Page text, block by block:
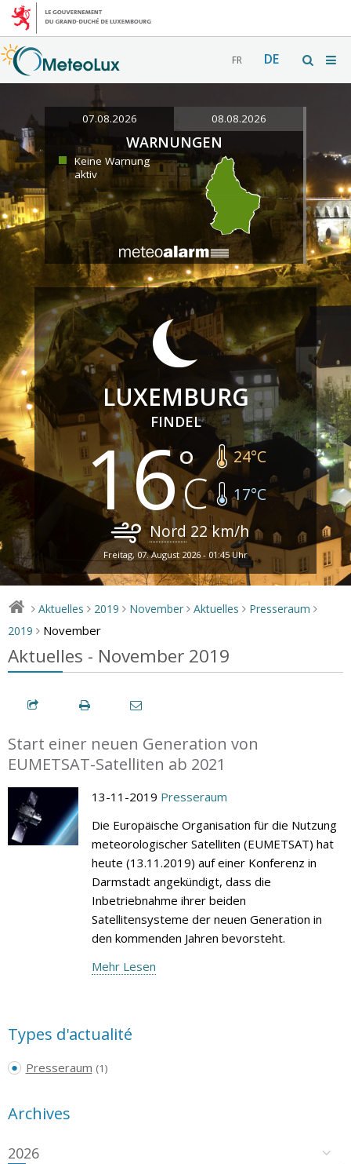
FR DE
07.08.2026 08.08.2026
WARNUNGEN
Keine Warnung
aktiv
LUXEMBURG
FINDEL
16 24°C
17°C
Nord 22km/h
Freitag, 07. August 2026 - 01:45 Uhr
> Aktuelles > 2019 > November > Aktuelles > Presseraum >
2019 > November
Aktuelles - November 2019
Start einer neuen Generation von
EUMETSAT-Satelliten ab 2021
13-11-2019 Presseraum
Die Europäische Organisation für die Nutzung
meteorologischer Satelliten (EUMETSAT) hat
heute (13.11.2019) auf einer Konferenz in
Darmstadt angekündigt, dass die
Inbetriebnahme ihrer beiden
Satellitensysteme der neuen Generation in
den kommenden Jahren bevorsteht.
Mehr Lesen
Types d'actualité
Presseraum (1)
Archives
2026